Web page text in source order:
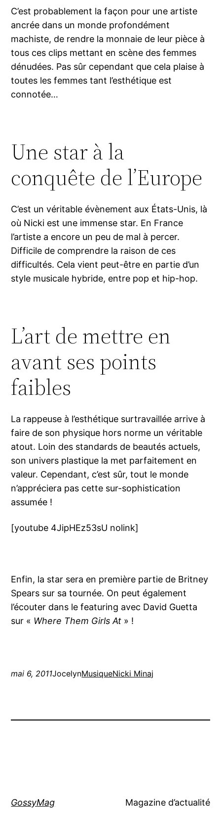
C’est probablement la façon pour une artiste
ancrée dans un monde profondément
machiste, de rendre la monnaie de leur pièce à
tous ces clips mettant en scène des femmes
dénudées. Pas sûr cependant que cela plaise à
toutes les femmes tant l’esthétique est
connotée…
Une star à la
conquête de l’Europe
C’est un véritable évènement aux États-Unis, là
où Nicki est une immense star. En France
l’artiste a encore un peu de mal à percer.
Difficile de comprendre la raison de ces
difficultés. Cela vient peut-être en partie d’un
style musicale hybride, entre pop et hip-hop.
L’art de mettre en
avant ses points
faibles
La rappeuse à l’esthétique surtravaillée arrive à
faire de son physique hors norme un véritable
atout. Loin des standards de beautés actuels,
son univers plastique la met parfaitement en
valeur. Cependant, c’est sûr, tout le monde
n’appréciera pas cette sur-sophistication
assumée !
[youtube 4JipHEz53sU nolink]
Enfin, la star sera en première partie de Britney
Spears sur sa tournée. On peut également
l’écouter dans le featuring avec David Guetta
sur « Where Them Girls At » !
mai 6, 2011JocelynMusiqueNicki Minaj
GossyMag Magazine d’actualité